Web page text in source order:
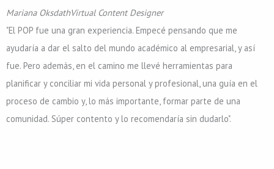
Mariana OksdathVirtual Content Designer
"El POP fue una gran experiencia. Empecé pensando que me
ayudaría a dar el salto del mundo académico al empresarial, y así
fue. Pero además, en el camino me llevé herramientas para
planificar y conciliar mi vida personal y profesional, una guía en el
proceso de cambio y, lo más importante, formar parte de una
comunidad. Súper contento y lo recomendaría sin dudarlo".